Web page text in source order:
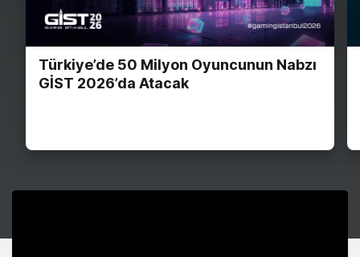
Türkiye’de 50 Milyon Oyuncunun Nabzı
GİST 2026’da Atacak